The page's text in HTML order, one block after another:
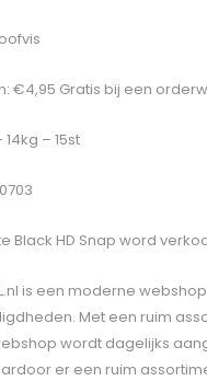
€4,95 Gratis bij een
– 15st
Black HD Snap word
is een moderne
Met een ruim
wordt dagelijks
er een ruim